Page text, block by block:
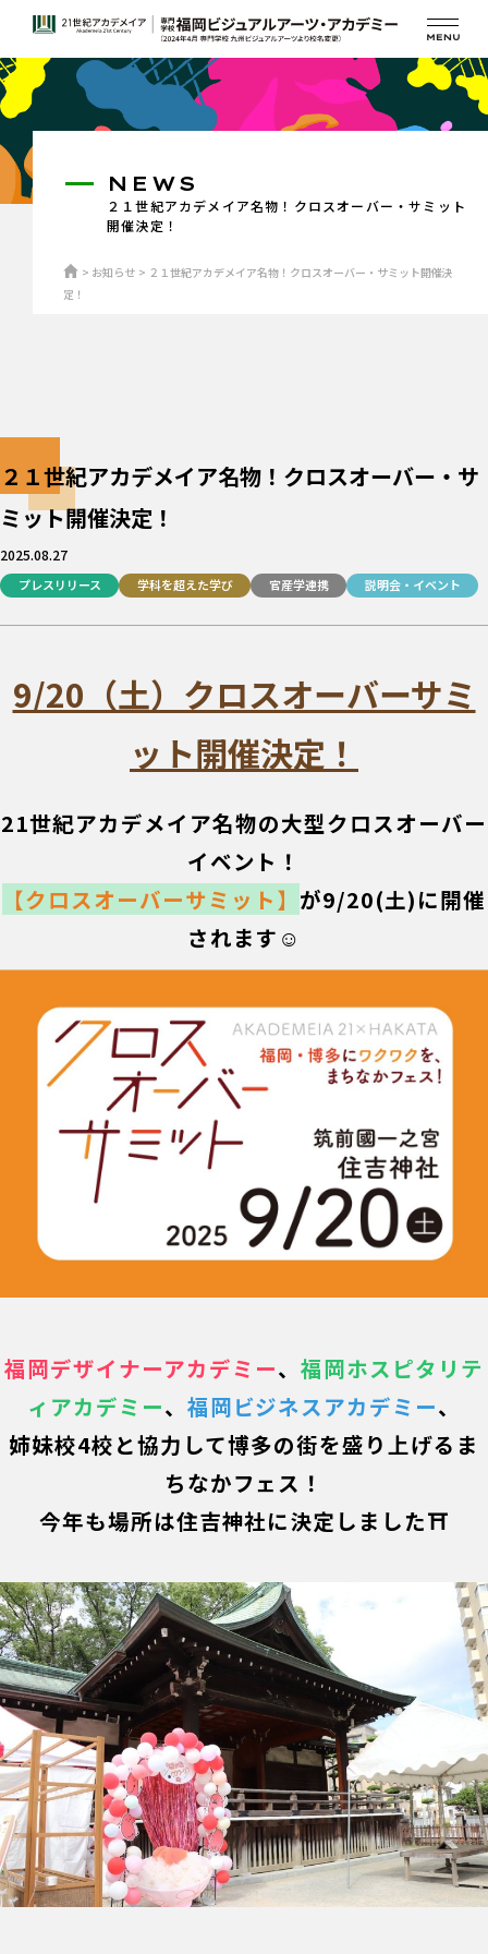
２１世紀アカデメイア名物！クロスオーバー・サミット
開催決定！
NEWS
お知らせ
２１世紀アカデメイア名物！クロスオーバー・サミット開催決
定！
２１世紀アカデメイア名物！クロスオーバー・サ
ミット開催決定！
2025.08.27
プレスリリース 学科を超えた学び 官産学連携 説明会・イベント
9/20（土）クロスオーバーサミ
ット開催決定！
21世紀アカデメイア名物の大型クロスオーバー
イベント！
【クロスオーバーサミット】 が9/20(土)に開催
されます☺️
福岡デザイナーアカデミー、 福岡ホスピタリテ
ィアカデミー、 福岡ビジネスアカデミー、
姉妹校4校と協力して博多の街を盛り上げるま
ちなかフェス！
今年も場所は住吉神社に決定しました⛩️